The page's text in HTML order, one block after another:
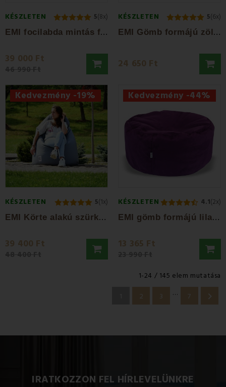
KÉSZLETEN 5(8x)
E
MI focilabda mintás fehér-fekete műbőr...
39 000 Ft
KÉSZLETEN 5(6x)
E
MI Gömb formájú zöld velúr babzsák fotel...
24 650 Ft
Kedvezmény -19%
KÉSZLETEN 5(1x)
E
MI Körte alakú szürke műbőr babzsákfotel
39 400 Ft
Kedvezmény -44%
KÉSZLETEN 4.1(2x)
E
MI gömb formájú lila velúr babzsákfotel
13 365 Ft
1-24 / 145 elem mutatása
2 3 … 7 
IRATKOZZON FEL HÍRLEVELÜNKRE